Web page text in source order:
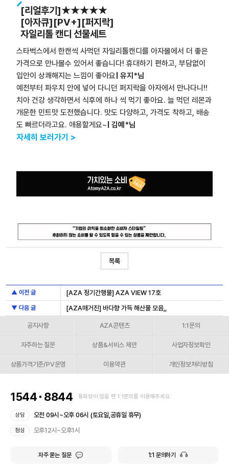
[리얼후기]★★★★★
[아자큐][PV+][퍼지락]
자일리톨 캔디 선물세트
스타벅스에서 한캔씩 사먹던 자일리톨캔디를 아자몰에서 더 좋은
가격으로 만나볼수 있어서 좋습니다! 휴대하기 편하고, 부담없이
입안이 상쾌해지는 느낌이 좋아요 | 유지*님
예전부터 파우치 안에 넣어 다니던 퍼지락을 아자에서 만나다니!!
치아 건강 생각하면서 식후에 하나 씩 먹기 좋아요. 늘 먹던 레몬과
개운한 민트맛 도전했습니다. 맛도 다양하고, 가격도 착하고, 배송
도 빠르더라고요. 애용할게요~ | 김예*님
자세히 보러가기 >
목록
▲ 이전 글 [AZA 정기간행물] AZA VIEW 17호
▼ 다음 글 [AZA매거진] 바다향 가득 해산물 모음,,
공지사항 AZA콘텐츠 1:1문의
자주하는 질문 상품&서비스 제안 사업자정보확인
상품가격기준/PV운영 이용약관 개인정보처리방침
1544 8844 통화량이 많을 땐 1:1문의를 이용해주세요
상담 오전 09시~오후 06시 (토요일,공휴일 휴무)
점심 오후12시~오후1시
자주 묻는 질문 1:1 문의하기